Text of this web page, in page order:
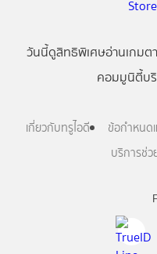
วันนี้ดูสิทธิพิเศษอ่านเกมต
คอมมูนิตี้บ
เกี่ยวกับทรูไอดี ข้อกำหนดแ
บริการช่ว